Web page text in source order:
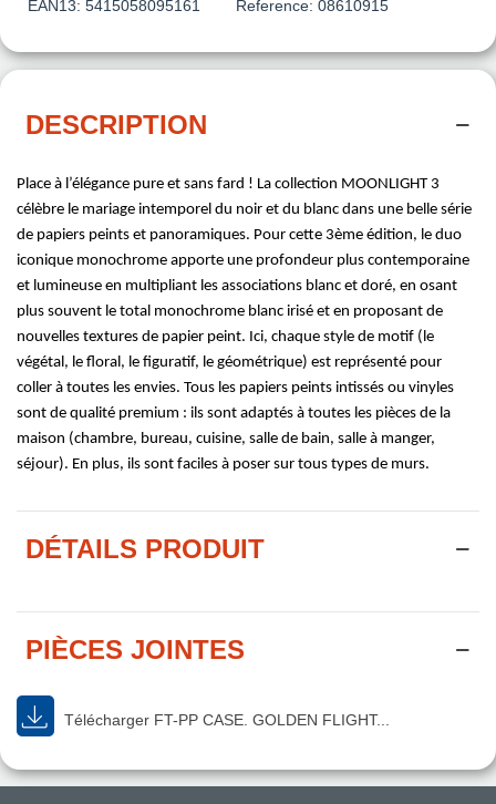
EAN13: 5415058095161 Reference: 08610915
DESCRIPTION
Place à l’élégance pure et sans fard ! La collection MOONLIGHT 3
célèbre le mariage intemporel du noir et du blanc dans une belle série
de papiers peints et panoramiques. Pour cette 3ème édition, le duo
iconique monochrome apporte une profondeur plus contemporaine
et lumineuse en multipliant les associations blanc et doré, en osant
plus souvent le total monochrome blanc irisé et en proposant de
nouvelles textures de papier peint. Ici, chaque style de motif (le
végétal, le floral, le figuratif, le géométrique) est représenté pour
coller à toutes les envies. Tous les papiers peints intissés ou vinyles
sont de qualité premium : ils sont adaptés à toutes les pièces de la
maison (chambre, bureau, cuisine, salle de bain, salle à manger,
séjour). En plus, ils sont faciles à poser sur tous types de murs.
DÉTAILS PRODUIT
PIÈCES JOINTES
Télécharger FT-PP CASE. GOLDEN FLIGHT...